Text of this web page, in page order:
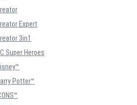
Expert
3in1
Super Heroes
Potter™